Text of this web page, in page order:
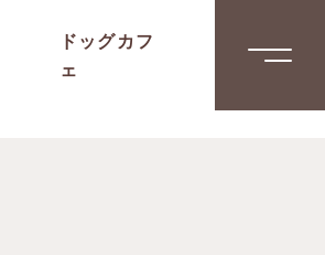
ドッグカフ
ェ